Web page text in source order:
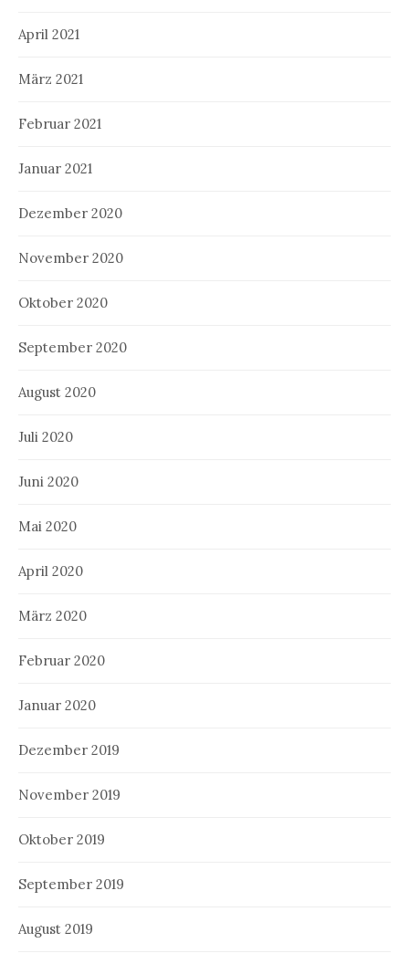
April 2021
März 2021
Februar 2021
Januar 2021
Dezember 2020
November 2020
Oktober 2020
September 2020
August 2020
Juli 2020
Juni 2020
Mai 2020
April 2020
März 2020
Februar 2020
Januar 2020
Dezember 2019
November 2019
Oktober 2019
September 2019
August 2019